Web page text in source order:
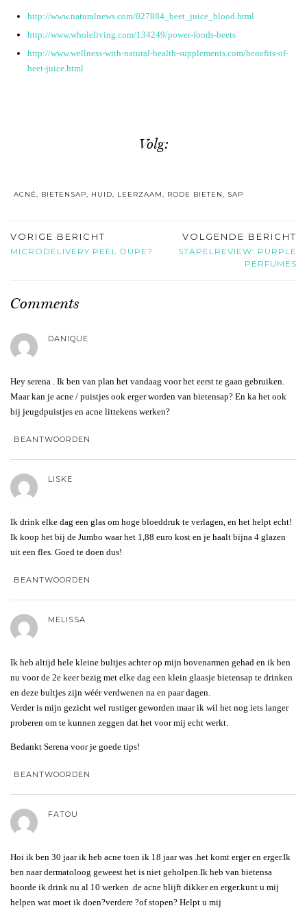
http://www.naturalnews.com/027884_beet_juice_blood.html
http://www.wholeliving.com/134249/power-foods-beets
http://www.wellness-with-natural-health-supplements.com/benefits-of-
beet-juice.html
Volg:
ACNÉ BIETENSAP HUID LEERZAAM RODE BIETEN SAP
VORIGE BERICHT
MICRODELIVERY PEEL DUPE?
VOLGENDE BERICHT
STAPELREVIEW: PURPLE
PERFUMES
Comments
DANIQUE
Hey serena . Ik ben van plan het vandaag voor het eerst te gaan gebruiken.
Maar kan je acne / puistjes ook erger worden van bietensap? En ka het ook
bij jeugdpuistjes en acne littekens werken?
BEANTWOORDEN
LISKE
Ik drink elke dag een glas om hoge bloeddruk te verlagen, en het helpt echt!
Ik koop het bij de Jumbo waar het 1,88 euro kost en je haalt bijna 4 glazen
uit een fles. Goed te doen dus!
BEANTWOORDEN
MELISSA
Ik heb altijd hele kleine bultjes achter op mijn bovenarmen gehad en ik ben
nu voor de 2e keer bezig met elke dag een klein glaasje bietensap te drinken
en deze bultjes zijn wéér verdwenen na en paar dagen.
Verder is mijn gezicht wel rustiger geworden maar ik wil het nog iets langer
proberen om te kunnen zeggen dat het voor mij echt werkt.
Bedankt Serena voor je goede tips!
BEANTWOORDEN
FATOU
Hoi ik ben 30 jaar ik heb acne toen ik 18 jaar was .het komt erger en erger.Ik
ben naar dermatoloog geweest het is niet geholpen.Ik heb van bietensa
hoorde ik drink nu al 10 werken .de acne blijft dikker en erger.kunt u mij
helpen wat moet ik doen?verdere ?of stopen? Helpt u mij